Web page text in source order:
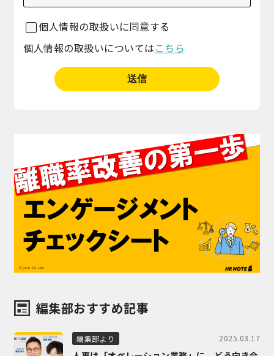
個人情報の取扱いに同意する
個人情報の取扱いについては こちら
編集部おすすめ記事
編集部より 2025.03.17